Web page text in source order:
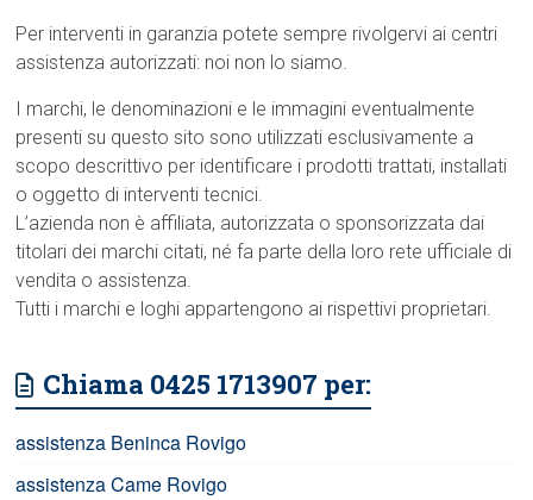
Per interventi in garanzia potete sempre rivolgervi ai centri
assistenza autorizzati: noi non lo siamo.
I marchi, le denominazioni e le immagini eventualmente
presenti su questo sito sono utilizzati esclusivamente a
scopo descrittivo per identificare i prodotti trattati, installati
o oggetto di interventi tecnici.
L’azienda non è affiliata, autorizzata o sponsorizzata dai
titolari dei marchi citati, né fa parte della loro rete ufficiale di
vendita o assistenza.
Tutti i marchi e loghi appartengono ai rispettivi proprietari.
Chiama 0425 1713907 per:
assistenza Beninca Rovigo
assistenza Came Rovigo